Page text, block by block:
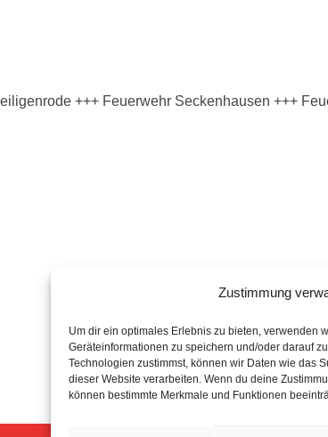
Zustimmung
Um dir ein optimales Erlebnis zu bieten, verwenden
Geräteinformationen zu speichern und/oder darauf
Technologien zustimmst, können wir Daten wie das
dieser Website verarbeiten. Wenn du deine
können bestimmte Merkmale und Funktionen
+++ Feuerwehr Seckenhausen +++